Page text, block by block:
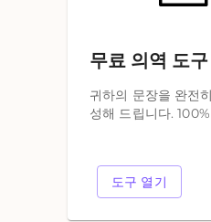
무료 의역 도구
귀하의 문장을 완전
성해 드립니다.
도구 열기